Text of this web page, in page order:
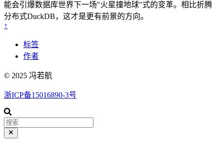
能会引爆数据库世界下一场"火星撞地球"式的变革。相比折腾
分布式DuckDB，这才是更有前景的方向。
↑
标签
作者
© 2025 冯若航
浙ICP备15016890-3号